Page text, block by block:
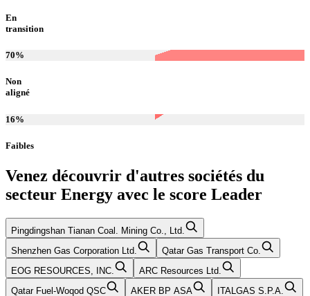
En
transition
70%
Non
aligné
16%
Faibles
Venez découvrir d'autres sociétés du
secteur Energy avec le score Leader
Pingdingshan Tianan Coal. Mining Co., Ltd.
Shenzhen Gas Corporation Ltd.
Qatar Gas Transport Co.
EOG RESOURCES, INC.
ARC Resources Ltd.
Qatar Fuel-Woqod QSC
AKER BP ASA
ITALGAS S.P.A.